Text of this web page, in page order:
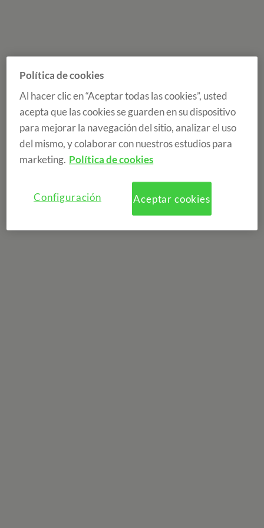
Política de cookies
Al hacer clic en “Aceptar todas las cookies”, usted
acepta que las cookies se guarden en su dispositivo
para mejorar la navegación del sitio, analizar el uso
del mismo, y colaborar con nuestros estudios para
marketing. Política de cookies
Aceptar cookies
Configuración